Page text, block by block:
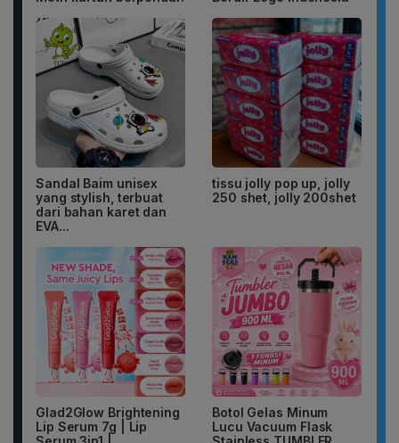
Sandal Baim unisex
yang stylish, terbuat
dari bahan karet dan
EVA...
tissu jolly pop up, jolly
250 shet, jolly 200shet
Glad2Glow Brightening
Lip Serum 7g | Lip
Botol Gelas Minum
Lucu Vacuum Flask